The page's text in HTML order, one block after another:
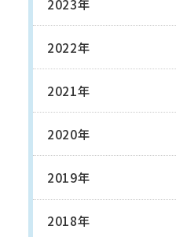
2023年
2022年
2021年
2020年
2019年
2018年